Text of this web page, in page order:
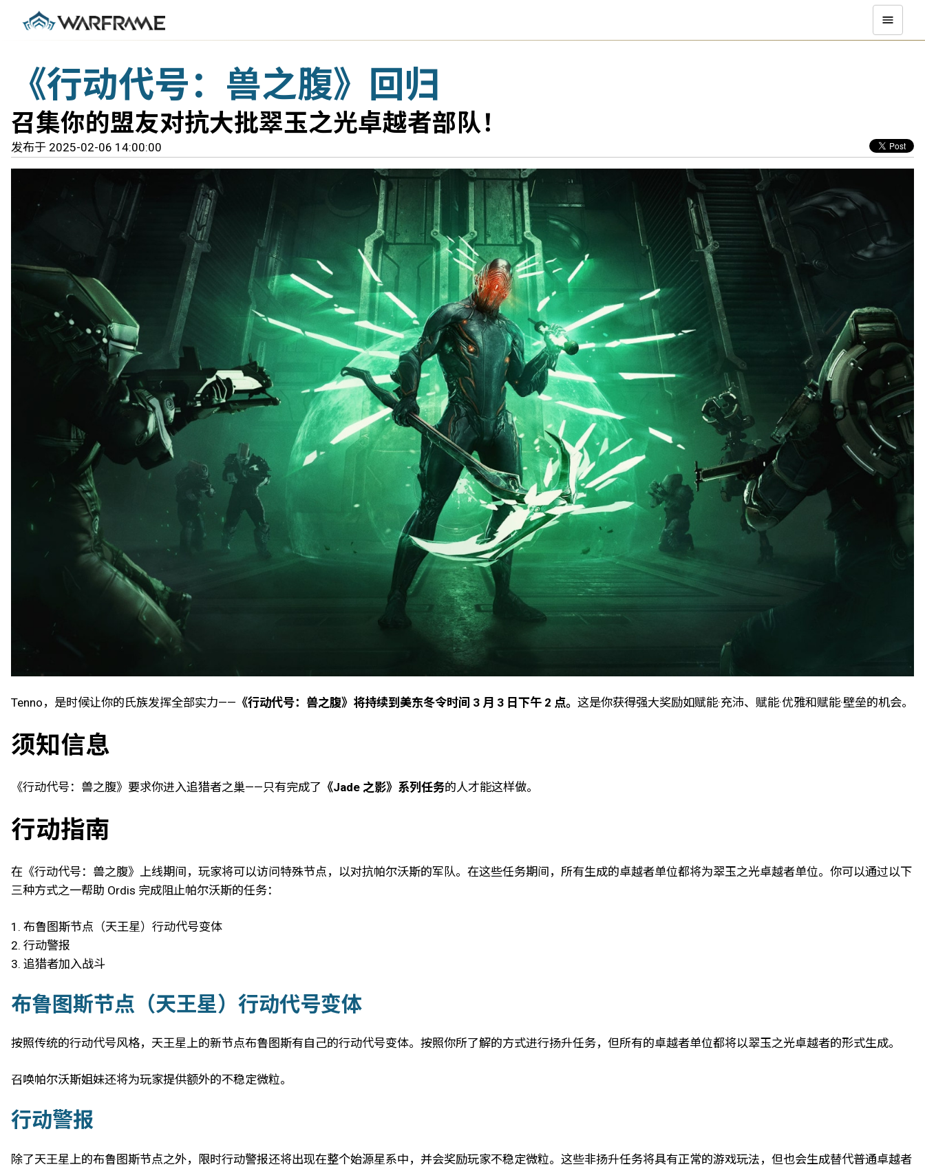
《行动代号：兽之腹》回归
召集你的盟友对抗大批翠玉之光卓越者部队！
发布于 2025-02-06 14:00:00
Tenno，是时候让你的氏族发挥全部实力—— 《行动代号：兽之腹》将持续到美东冬令时间 3 月 3 日下午 2 点。 这是你获得强大奖励如赋能·充沛、赋能·优雅和赋能·壁垒的机会。
须知信息
《行动代号：兽之腹》要求你进入追猎者之巢——只有完成了 《Jade 之影》系列任务的人才能这样做。
行动指南
在《行动代号：兽之腹》上线期间，玩家将可以访问特殊节点，以对抗帕尔沃斯的军队。在这些任务期间，所有生成的卓越者单位都将为翠玉之光卓越者单位。你可以通过以下
三种方式之一帮助 Ordis 完成阻止帕尔沃斯的任务：
1. 布鲁图斯节点（天王星）行动代号变体
2. 行动警报
3. 追猎者加入战斗
布鲁图斯节点（天王星）行动代号变体
按照传统的行动代号风格，天王星上的新节点布鲁图斯有自己的行动代号变体。按照你所了解的方式进行扬升任务，但所有的卓越者单位都将以翠玉之光卓越者的形式生成。
召唤帕尔沃斯姐妹还将为玩家提供额外的不稳定微粒。
行动警报
除了天王星上的布鲁图斯节点之外，限时行动警报还将出现在整个始源星系中，并会奖励玩家不稳定微粒。这些非扬升任务将具有正常的游戏玩法，但也会生成替代普通卓越者